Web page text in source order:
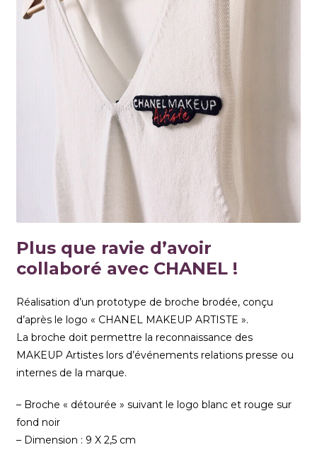
Plus que ravie d’avoir
collaboré avec CHANEL !
Réalisation d’un prototype de broche brodée, conçu
d’après le logo « CHANEL MAKEUP ARTISTE ».
La broche doit permettre la reconnaissance des
MAKEUP Artistes lors d’événements relations presse ou
internes de la marque.
– Broche « détourée » suivant le logo blanc et rouge sur
fond noir
– Dimension : 9 X 2,5 cm